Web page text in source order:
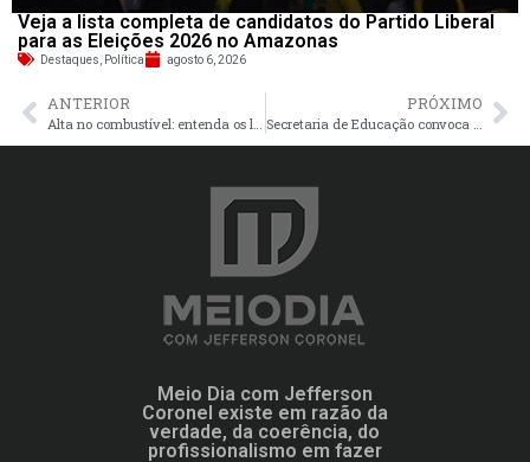
Veja a lista completa de candidatos do Partido Liberal
para as Eleições 2026 no Amazonas
Destaques Política agosto 6, 2026
ANTERIOR PRÓXIMO
Meio Dia com Jefferson
Coronel existe em razão da
verdade, da coerência, do
profissionalismo em fazer